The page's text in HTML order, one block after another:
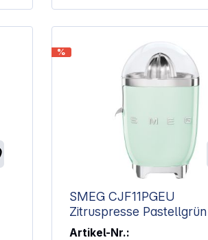
%
SMEG CJF11PGEU
Zitruspresse Pastellgrün
Artikel-Nr.: